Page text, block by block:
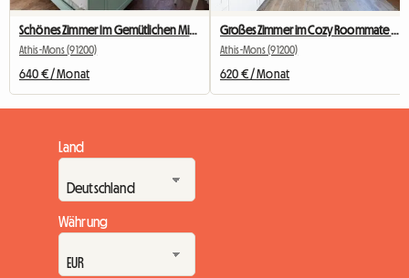
Schönes Zimmer Im Gemütlichen Mitbewohner Nr. 2
Athis-Mons (91200)
640 € / Monat
Athis-Mons (91200)
620 € / Monat
Land
Währung